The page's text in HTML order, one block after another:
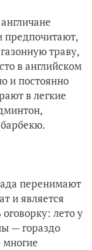
предпочитают,
траву,
в английском
и постоянно
в легкие
перенимают
и является
лето у
— гораздо
многие